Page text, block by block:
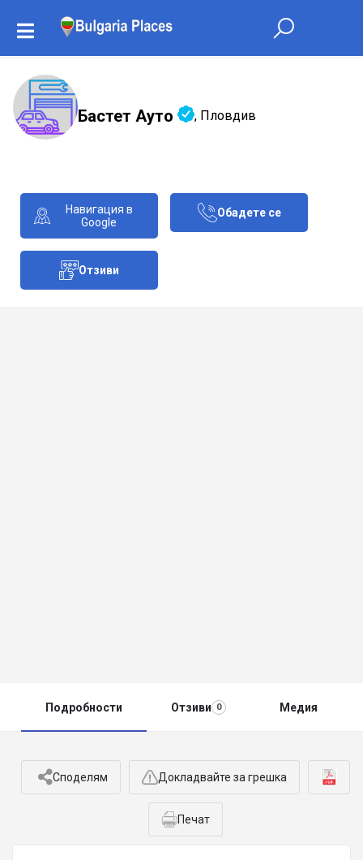
Бастет Ауто , Пловдив
Навигация в
Google
Обадете се
Отзиви
Подробности Отзиви 0 Медия
Споделям Докладвайте за грешка
Печат